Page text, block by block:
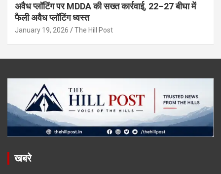
अवैध प्लॉटिंग पर MDDA की सख्त कार्रवाई, 22–27 बीघा में
फैली अवैध प्लॉटिंग ध्वस्त
January 19, 2026 The Hill Post
खबरे